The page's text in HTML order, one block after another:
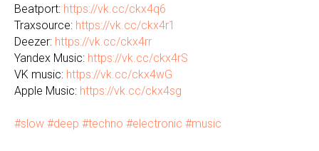
Beatport: https://vk.cc/ckx4q6
Traxsource: https://vk.cc/ckx4r1
Deezer: https://vk.cc/ckx4rr
Yandex Music: https://vk.cc/ckx4rS
VK music: https://vk.cc/ckx4wG
Apple Music: https://vk.cc/ckx4sg
#slow #deep #techno #electronic #music